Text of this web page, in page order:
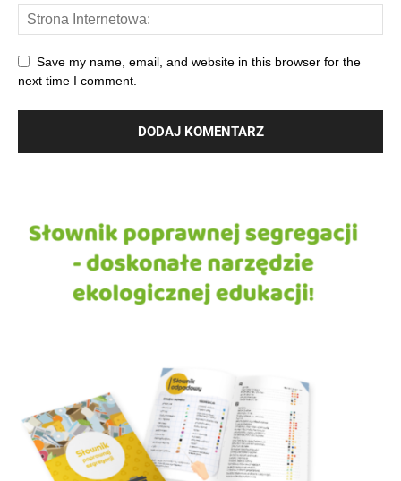
Save my name, email, and website in this browser for the
next time I comment.